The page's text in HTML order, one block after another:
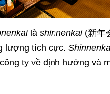
là shinnenkai(新年
lượng tích cực.
ty về định hướng và